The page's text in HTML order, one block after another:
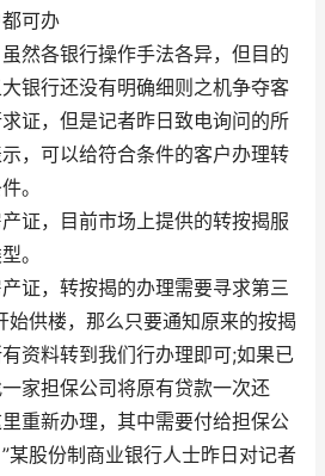
可办
然各银行操作手法各异，但目的
银行还没有明确细则之机争夺客
证，但是记者昨日致电询问的所
，可以给符合条件的客户办理转
。
证，目前市场上提供的转按揭服
。
证，转按揭的办理需要寻求第三
始供楼，那么只要通知原来的按揭
资料转到我们行办理即可;如果已
家担保公司将原有贷款一次还
重新办理，其中需要付给担保公
某股份制商业银行人士昨日对记者